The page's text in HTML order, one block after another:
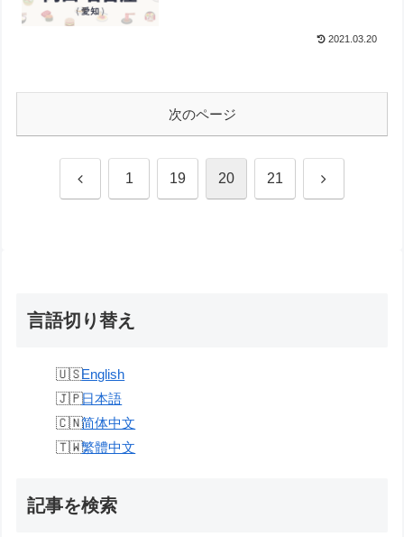
2021.03.20
次のページ
前 1 19 20 21 次
言語切り替え
English
日本語
简体中文
繁體中文
記事を検索